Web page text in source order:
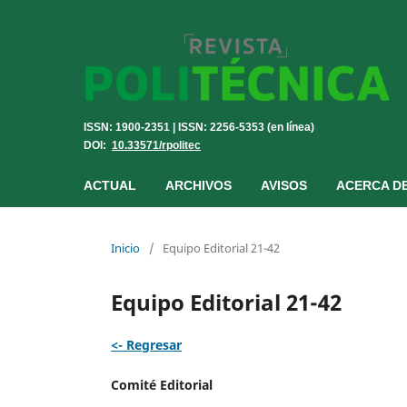
ISSN: 1900-2351 | ISSN: 2256-5353 (en línea)
DOI: 10.33571/rpolitec
ACTUAL ARCHIVOS AVISOS ACERCA
Inicio / Equipo Editorial 21-42
Equipo Editorial 21-42
<- Regresar
Comité Editorial